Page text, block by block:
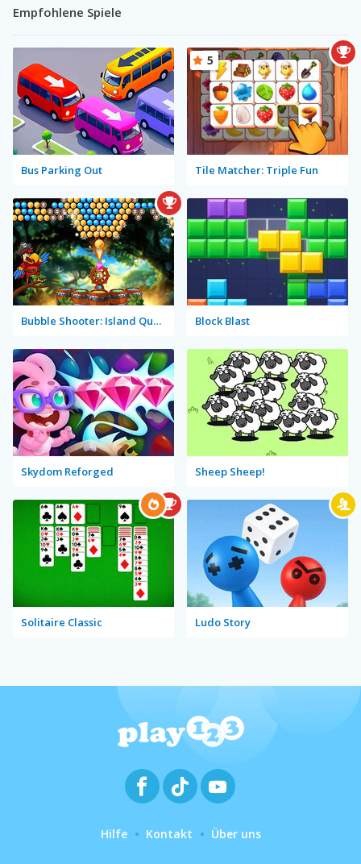
Empfohlene Spiele
Bus Parking Out Tile Matcher: Triple Fun
5
Bubble Shooter: Island Quest Block Blast
Skydom Reforged Sheep Sheep!
Solitaire Classic Ludo Story
Hilfe Kontakt Über uns